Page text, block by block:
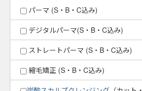
パーマ (S・B・C込み)
デジタルパーマ(S・B・C込み)
ストレートパーマ (S・B・C込み)
縮毛矯正 (S・B・C込み)